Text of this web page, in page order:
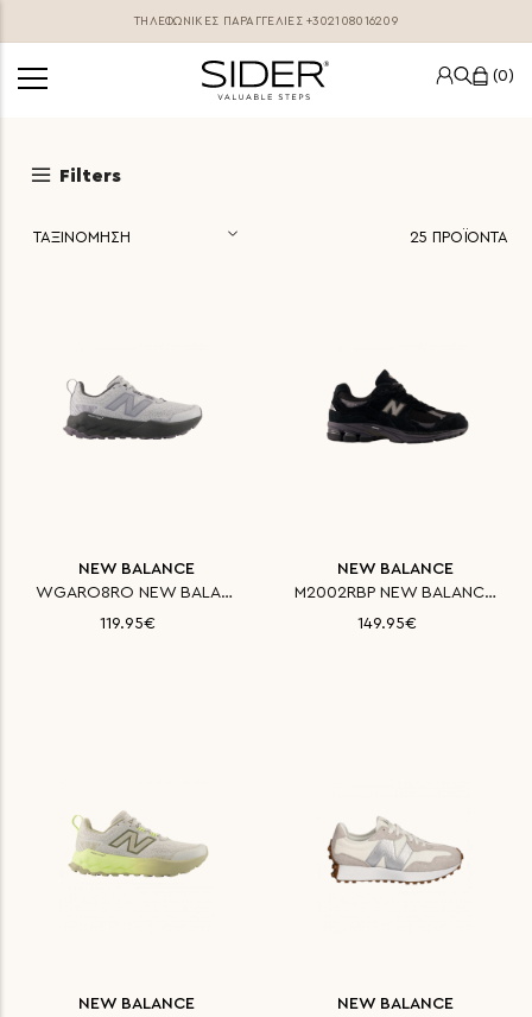
ΤΗΛΕΦΩΝΙΚΕΣ ΠΑΡΑΓΓΕΛΊΕΣ+302108016209
0
Filters
25 ΠΡΟΪΟΝΤΑ
NEW BALANCE
WGARO8RO NEW BALANCE ΠΑΠΟΥΤΣΙ
119.95€
NEW BALANCE
M2002RBP NEW BALANCE ΠΑΠΟΥΤΣΙ
149.95€
NEW BALANCE
NEW BALANCE